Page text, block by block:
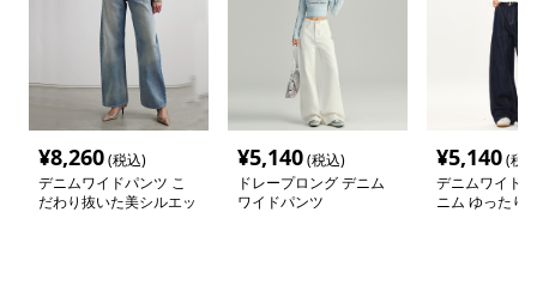
¥8,260(税込)
デニムワイドパンツ こ
だわり抜いた美シルエッ
¥5,140(税込)
ドレープロング デニム
ワイドパンツ
¥5,140(税
デニムワイド
ニム ゆったり